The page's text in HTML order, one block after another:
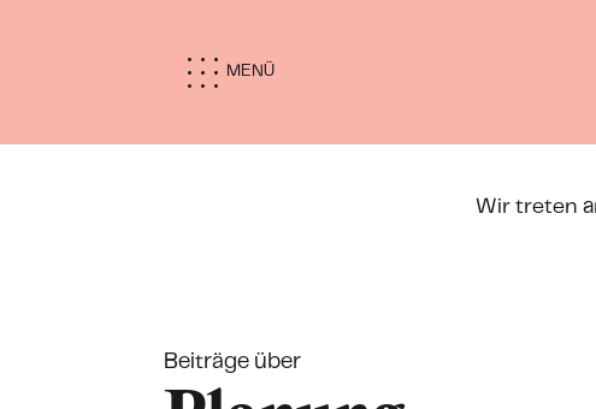
MENÜ
Wir treten
Beiträge über